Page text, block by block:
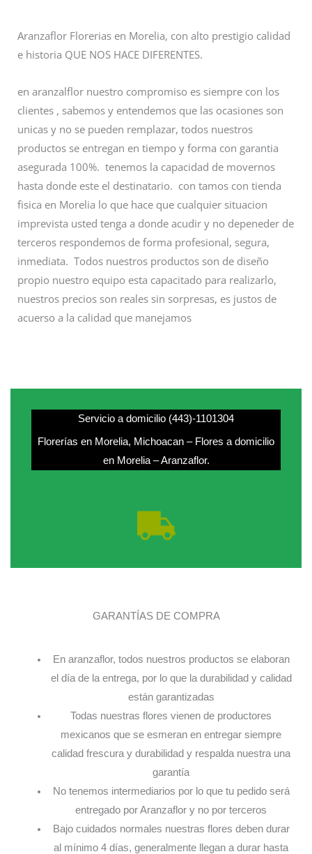
Aranzaflor Florerias en Morelia, con alto prestigio calidad
e historia QUE NOS HACE DIFERENTES.
en aranzalflor nuestro compromiso es siempre con los
clientes , sabemos y entendemos que las ocasiones son
unicas y no se pueden remplazar, todos nuestros
productos se entregan en tiempo y forma con garantia
asegurada 100%. tenemos la capacidad de movernos
hasta donde este el destinatario. con tamos con tienda
fisica en Morelia lo que hace que cualquier situacion
imprevista usted tenga a donde acudir y no depeneder de
terceros respondemos de forma profesional, segura,
inmediata. Todos nuestros productos son de diseño
propio nuestro equipo esta capacitado para realizarlo,
nuestros precios son reales sin sorpresas, es justos de
acuerso a la calidad que manejamos
Servicio a domicilio (443)-1101304
Florerías en Morelia, Michoacan – Flores a domicilio
en Morelia – Aranzaflor.
GARANTÍAS DE COMPRA
En aranzaflor, todos nuestros productos se elaboran
el día de la entrega, por lo que la durabilidad y calidad
están garantizadas
Todas nuestras flores vienen de productores
mexicanos que se esmeran en entregar siempre
calidad frescura y durabilidad y respalda nuestra una
garantía
No tenemos intermediarios por lo que tu pedido será
entregado por Aranzaflor y no por terceros
Bajo cuidados normales nuestras flores deben durar
al mínimo 4 días, generalmente llegan a durar hasta